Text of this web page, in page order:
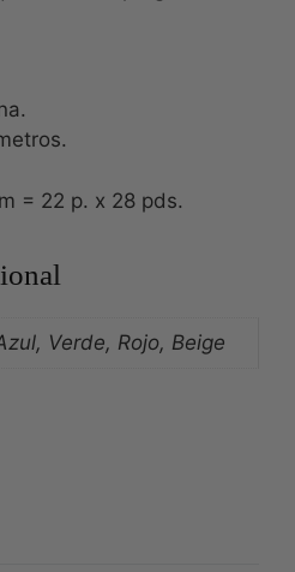
= 22 p. x 28 pds.
Verde, Rojo, Beige